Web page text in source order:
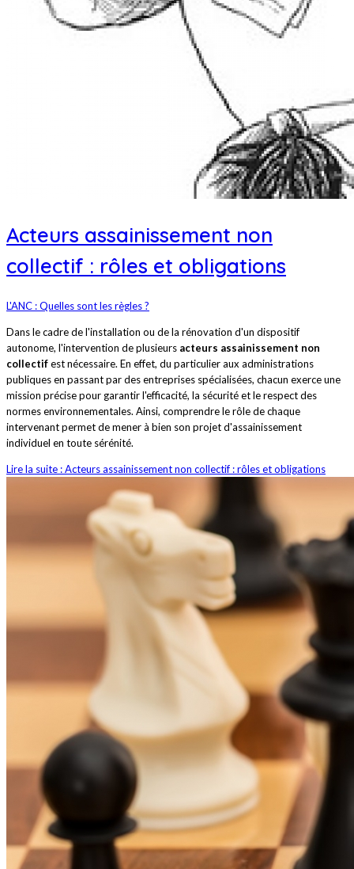
Acteurs assainissement non
collectif : rôles et obligations
L'ANC : Quelles sont les règles ?
Dans le cadre de l'installation ou de la rénovation d'un dispositif
autonome, l'intervention de plusieurs acteurs assainissement non
collectifest nécessaire. En effet, du particulier aux administrations
publiques en passant par des entreprises spécialisées, chacun exerce une
mission précise pour garantir l'efficacité, la sécurité et le respect des
normes environnementales. Ainsi, comprendre le rôle de chaque
intervenant permet de mener à bien son projet d'assainissement
individuel en toute sérénité.
Lire la suite : Acteurs assainissement non collectif : rôles et obligations